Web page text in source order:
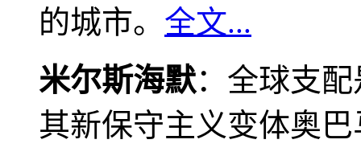
的城市。 全文...
米尔斯海默：全球支
其新保守主义变体奥